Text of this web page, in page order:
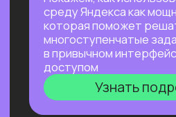
Узнать подробнее
Нейросети 28